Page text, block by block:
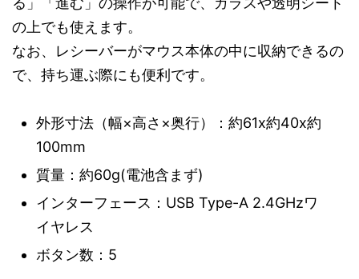
の上でも使えます。
なお、レシーバーがマウス本体の中に収納できるの
で、持ち運ぶ際にも便利です。
外形寸法（幅×高さ×奥行）：約61x約40x約
100mm
質量：約60g(電池含まず)
インターフェース：USB Type-A 2.4GHzワ
イヤレス
ボタン数：5